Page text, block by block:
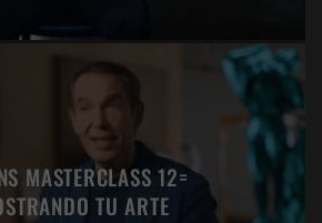
MASTERCLASS 12=
TU ARTE